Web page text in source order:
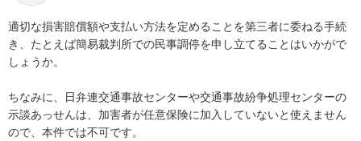
適切な損害賠償額や支払い方法を定めることを第三者に委ねる手続
き、たとえば簡易裁判所での民事調停を申し立てることはいかがで
しょうか。
ちなみに、日弁連交通事故センターや交通事故紛争処理センターの
示談あっせんは、加害者が任意保険に加入していないと使えません
ので、本件では不可です。